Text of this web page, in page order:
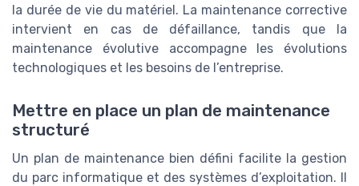
la durée de vie du matériel. La maintenance corrective
intervient en cas de défaillance, tandis que la
maintenance évolutive accompagne les évolutions
technologiques et les besoins de l’entreprise.
Mettre en place un plan de maintenance
structuré
Un plan de maintenance bien défini facilite la gestion
du parc informatique et des systèmes d’exploitation. Il